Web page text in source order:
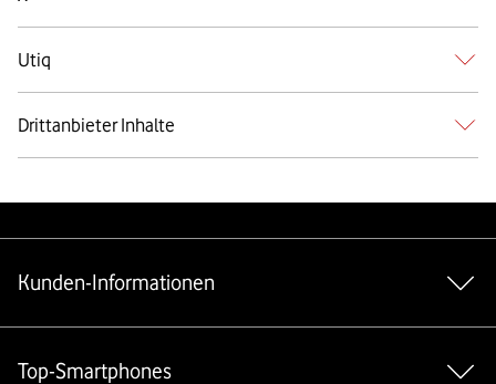
Utiq
Drittanbieter Inhalte
Kunden-Informationen
Top-Smartphones